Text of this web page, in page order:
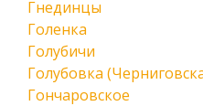
Гнединцы
Голенка
Голубичи
Голубовка
Гончаровское